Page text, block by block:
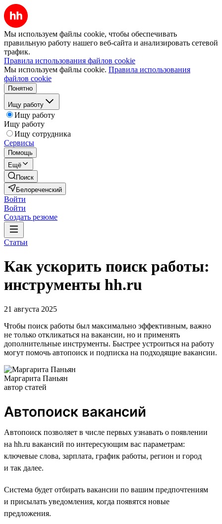
Мы используем файлы cookie, чтобы обеспечивать
правильную работу нашего веб-сайта и анализировать сетевой
трафик.
Правила использования файлов cookie
Мы используем файлы cookie. Правила использования
файлов cookie
Понятно
Ищу работу
Ищу работу
Ищу работу
Ищу сотрудника
Сервисы
Помощь
Ещё
Поиск
Белореченский
Войти
Войти
Создать резюме
Статьи
Как ускорить поиск работы:
инструменты hh.ru
21 августа 2025
Чтобы поиск работы был максимально эффективным, важно
не только откликаться на вакансии, но и применять
дополнительные инструменты. Быстрее устроиться на работу
могут помочь автопоиск и подписка на подходящие вакансии.
Маргарита Паньян
автор статей
Автопоиск вакансий
Автопоиск позволяет в числе первых узнавать о появлении
на hh.ru вакансий по интересующим вас параметрам:
ключевые слова, зарплата, график работы, регион и город
и так далее.
Система будет отбирать вакансии по вашим предпочтениям
и присылать уведомления, когда появятся новые
предложения.